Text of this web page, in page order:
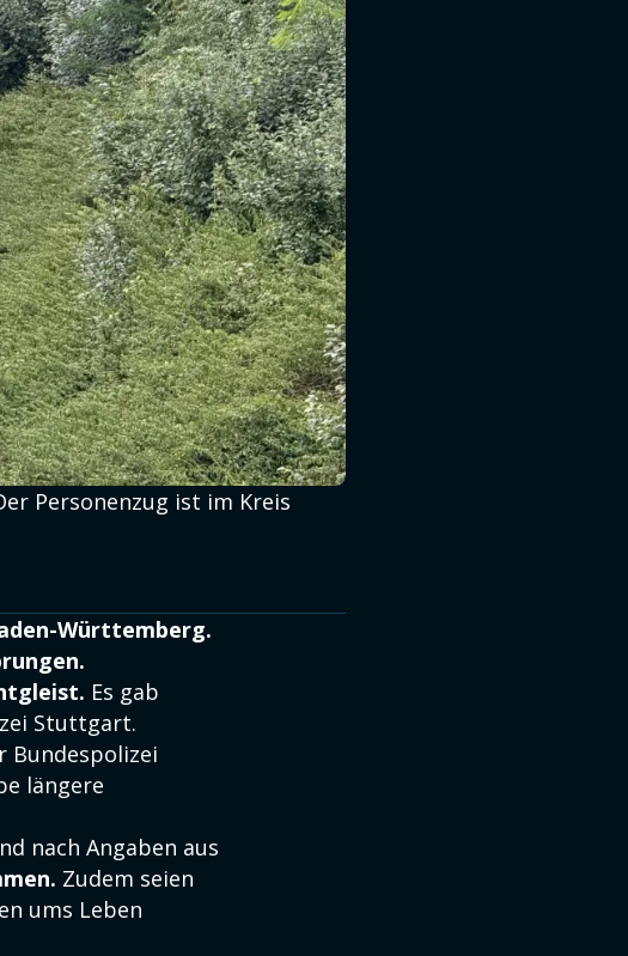
Personenzug ist im Kreis
Württemberg.
Es gab
Stuttgart.
Bundespolizei
längere
nach Angaben aus
Zudem seien
ums Leben